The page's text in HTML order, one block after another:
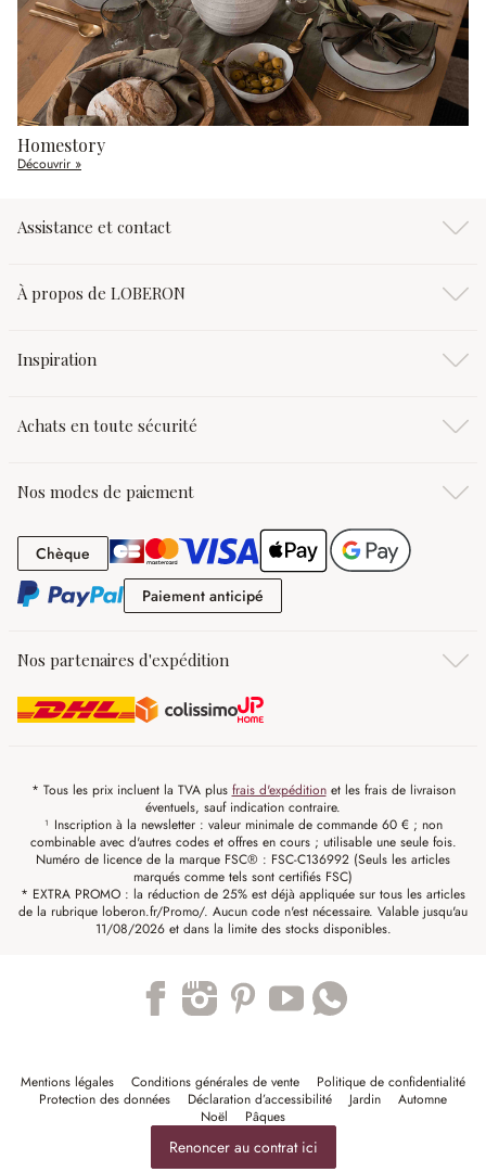
Homestory
Découvrir »
Assistance et contact
À propos de LOBERON
Inspiration
Achats en toute sécurité
Nos modes de paiement
Chèque Chèque
Paiement anticipé
Nos partenaires d'expédition
* Tous les prix incluent la TVA plus frais d'expéditionet les frais de livraison
éventuels, sauf indication contraire.
¹ Inscription à la newsletter : valeur minimale de commande 60 € ; non
combinable avec d'autres codes et offres en cours ; utilisable une seule fois.
Numéro de licence de la marque FSC® : FSC-C136992 (Seuls les articles
marqués comme tels sont certifiés FSC)
* EXTRA PROMO : la réduction de 25% est déjà appliquée sur tous les articles
de la rubrique loberon.fr/Promo/. Aucun code n'est nécessaire. Valable jusqu'au
11/08/2026 et dans la limite des stocks disponibles.
Mentions légales Conditions générales de vente
Politique de confidentialité
Protection des données
Déclaration d’accessibilité Jardin
Automne
Noël
Pâques
Renoncer au contrat ici